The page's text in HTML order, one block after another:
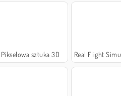
Pikselowa sztuka 3D Real Flight Simulator: